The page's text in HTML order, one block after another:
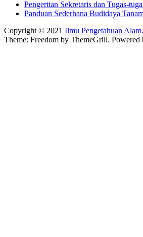
Pengertian Sekretaris dan Tugas-
Panduan Sederhana Budidaya
Copyright © 2021 Ilmu Pengetahuan Alam
Theme: Freedom by ThemeGrill. Powered